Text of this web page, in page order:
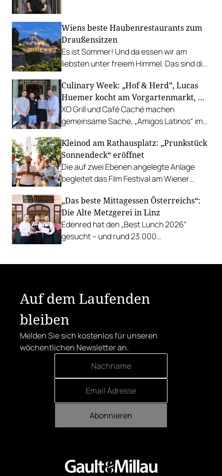
Wiens beste Haubenrestaurants zum
Draußensitzen
Es ist Sommer! Und da essen wir am
liebsten unter freiem Himmel. Das sind die
Gastgarten.
Culinary Week: „Hof & Herd”, Lucas
Huemer kocht am Vorgartenmarkt, …
XO Grill und Café Caché machen
gemeinsame Sache, „Amigos Latinos“ im
Richard Rauch kocht in der Riederalm
u.v.m.
Kleinod am Rathausplatz: „Prunkstück
Sonnendeck“ eröffnet
Die auf zwei Ebenen angelegte Anlage
begleitet das Film Festival am Wiener
mit Cocktails, Snacks und
Veranstaltungsprogramm.
„Das beste Mittagessen Österreichs“:
Die Alte Metzgerei in Linz
Edenred hat den „Best Lunch 2026“
gesucht – und rund 23.000
Auf dem Laufenden
bleiben
Melden Sie sich kostenlos für unseren
wöchentlichen Newsletter an.
Abonnieren